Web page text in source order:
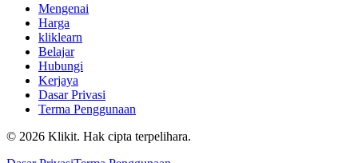
Mengenai
Harga
kliklearn
Belajar
Hubungi
Kerjaya
Dasar Privasi
Terma Penggunaan
© 2026 Klikit. Hak cipta terpelihara.